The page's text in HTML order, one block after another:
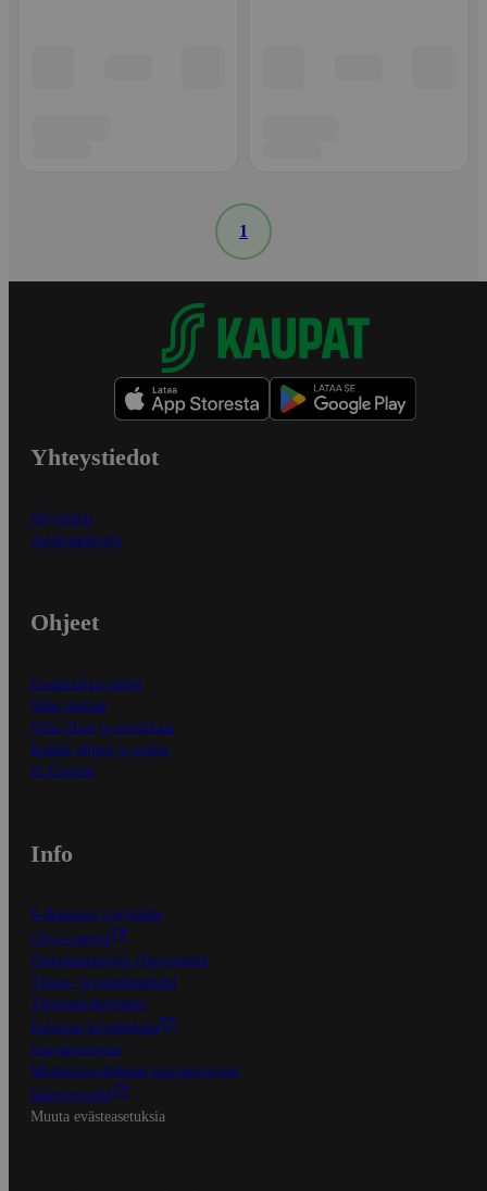
1
Yhteystiedot
Myymälät
Asiakaspalvelu
Ohjeet
Ensitilaajan ohjeet
Näin maksat
Näin tilaat ja muokkaat
Kaikki ohjeet ja vinkit
In English
Info
S-Business yrityksille
Oiva-raportit
Osuuskauppojen yhteystiedot
Tilaus- ja toimitusehdot
Tietosuojakäytäntö
Palvelun käyttöehdot
Saavutettavuus
Mobiilisovelluksen saavutettavuus
Mainostajalle
Muuta evästeasetuksia